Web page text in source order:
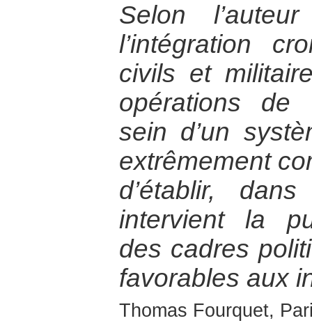
Selon
l’intégration
civils et
opérations de
sein d’un
extrêmement
d’établir,
intervient la
des cadres
favorables aux
Thomas Fourquet,